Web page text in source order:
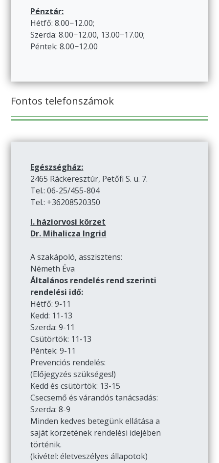
Pénztár:
Hétfő: 8.00−12.00;
Szerda: 8.00−12.00, 13.00−17.00;
Péntek: 8.00−12.00
Fontos telefonszámok
Egészségház:
2465 Ráckeresztúr, Petőfi S. u. 7.
Tel.: 06-25/455-804
Tel.: +36208520350
I. háziorvosi körzet
Dr. Mihalicza Ingrid
A szakápoló, asszisztens:
Németh Éva
Általános rendelés rend szerinti
rendelési idő:
Hétfő: 9-11
Kedd: 11-13
Szerda: 9-11
Csütörtök: 11-13
Péntek: 9-11
Prevenciós rendelés:
(Előjegyzés szükséges!)
Kedd és csütörtök: 13-15
Csecsemő és várandós tanácsadás:
Szerda: 8-9
Minden kedves betegünk ellátása a
saját körzetének rendelési idejében
történik.
(kivétel: életveszélyes állapotok)